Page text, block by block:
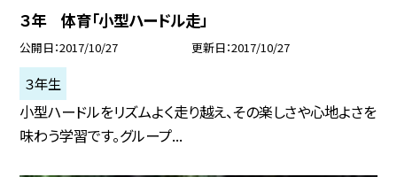
３年 体育「小型ハードル走」
公開日 2017/10/27 更新日 2017/10/27
３年生
小型ハードルをリズムよく走り越え、その楽しさや心地よさを
味わう学習です。グループ...